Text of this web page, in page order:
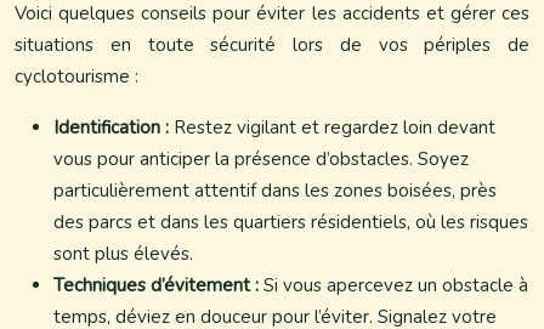
Voici quelques conseils pour éviter les accidents et gérer ces
situations en toute sécurité lors de vos périples de
cyclotourisme :
Identification : Restez vigilant et regardez loin devant
vous pour anticiper la présence d’obstacles. Soyez
particulièrement attentif dans les zones boisées, près
des parcs et dans les quartiers résidentiels, où les risques
sont plus élevés.
Techniques d’évitement : Si vous apercevez un obstacle à
temps, déviez en douceur pour l’éviter. Signalez votre